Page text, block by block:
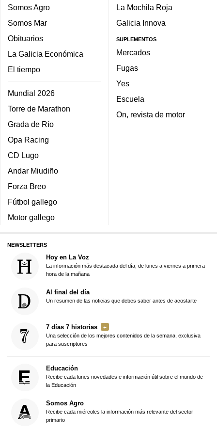
Somos Agro
Somos Mar
Obituarios
La Galicia Económica
El tiempo
Mundial 2026
Torre de Marathon
Grada de Río
Opa Racing
CD Lugo
Andar Miudiño
Forza Breo
Fútbol gallego
Motor gallego
La Mochila Roja
Galicia Innova
SUPLEMENTOS
Mercados
Fugas
Yes
Escuela
On, revista de motor
NEWSLETTERS
Hoy en La Voz
La información más destacada del día, de lunes a viernes a primera
hora de la mañana
Al final del día
Un resumen de las noticias que debes saber antes de acostarte
7 días 7 historias
Una selección de los mejores contenidos de la semana, exclusiva
para suscriptores
Educación
Recibe cada lunes novedades e información útil sobre el mundo de
la Educación
Somos Agro
Recibe cada miércoles la información más relevante del sector
primario